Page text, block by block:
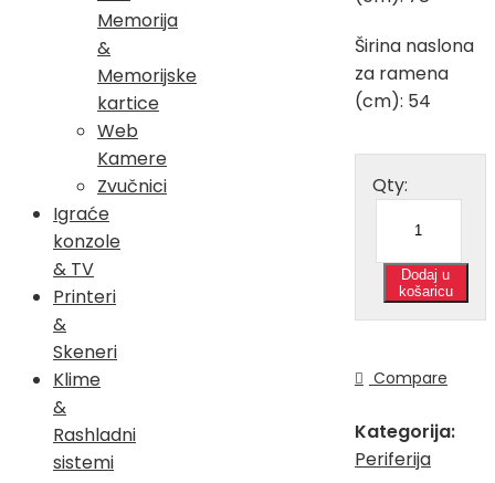
Memorija
&
Memorijske
kartice
Web
Kamere
Zvučnici
Igraće
konzole
& TV
Printeri
&
Skeneri
Klime
&
Rashladni
sistemi
Širina naslona
za ramena
(cm): 54
Qty:
Dodaj u
košaricu
Compare
Kategorija:
Periferija